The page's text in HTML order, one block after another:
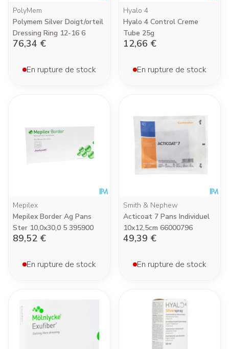
PolyMem
Polymem Silver Doigt/orteil
Dressing Ring 12-16 6
76,34 €
En rupture de stock
Hyalo 4
Hyalo 4 Control Creme
Tube 25g
12,66 €
En rupture de stock
Mepilex
Mepilex Border Ag Pans
Ster 10,0x30,0 5 395900
89,52 €
En rupture de stock
Smith & Nephew
Acticoat 7 Pans Individuel
10x12,5cm 66000796
49,39 €
En rupture de stock